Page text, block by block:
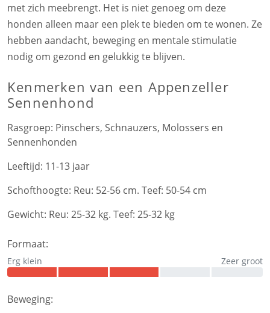
met zich meebrengt. Het is niet genoeg om deze
honden alleen maar een plek te bieden om te wonen. Ze
hebben aandacht, beweging en mentale stimulatie
nodig om gezond en gelukkig te blijven.
Kenmerken van een Appenzeller
Sennenhond
Rasgroep: Pinschers, Schnauzers, Molossers en
Sennenhonden
Leeftijd: 11-13 jaar
Schofthoogte: Reu: 52-56 cm. Teef: 50-54 cm
Gewicht: Reu: 25-32 kg. Teef: 25-32 kg
Formaat:
Erg klein Zeer groot
Beweging: